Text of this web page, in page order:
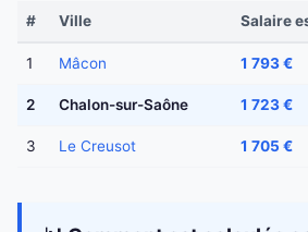
# Ville Salaire
1 Mâcon 1 793 €
2 Chalon-sur-Saône 1 723 €
3 Le Creusot 1 705 €